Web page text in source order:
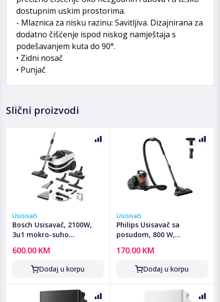
dostupnim uskim prostorima.
- Mlaznica za nisku razinu: Savitljiva. Dizajnirana za
dodatno čišćenje ispod niskog namještaja s
podešavanjem kuta do 90°.
• Zidni nosač
• Punjač
Slični proizvodi
Usisivači
Bosch Usisavač, 2100W,
3u1 mokro-suho
BWD421PRO
600.00 KM
Dodaj u korpu
Usisivači
Philips Usisavač sa
posudom, 800 W,
XB1142/10
170.00 KM
Dodaj u korpu